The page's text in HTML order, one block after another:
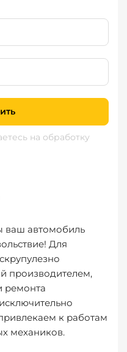
на обработку
ваш автомобиль
Для
производителем,
ремонта
к работам
механиков.